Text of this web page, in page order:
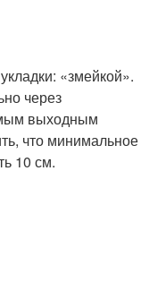
«змейкой».
через
выходным
что минимальное
10 см.